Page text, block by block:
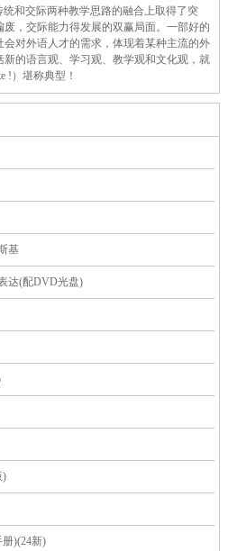
统和交际两种教学思路的融合上取得了突
，交际能力得发展的双赢局面。一部好的
对外语人才的需求，体现着某种主流的外
的语言观、学习观、教学观和文化观，就
!）堪称典型！
基
达(配DVD光盘)
)
)(24新)